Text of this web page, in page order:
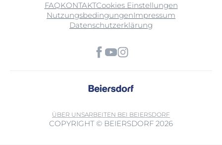
FAQKONTAKTCookies Einstellungen
NutzungsbedingungenImpressum
Datenschutzerklärung
ÜBER UNSARBEITEN BEI BEIERSDORF
COPYRIGHT © BEIERSDORF 2026